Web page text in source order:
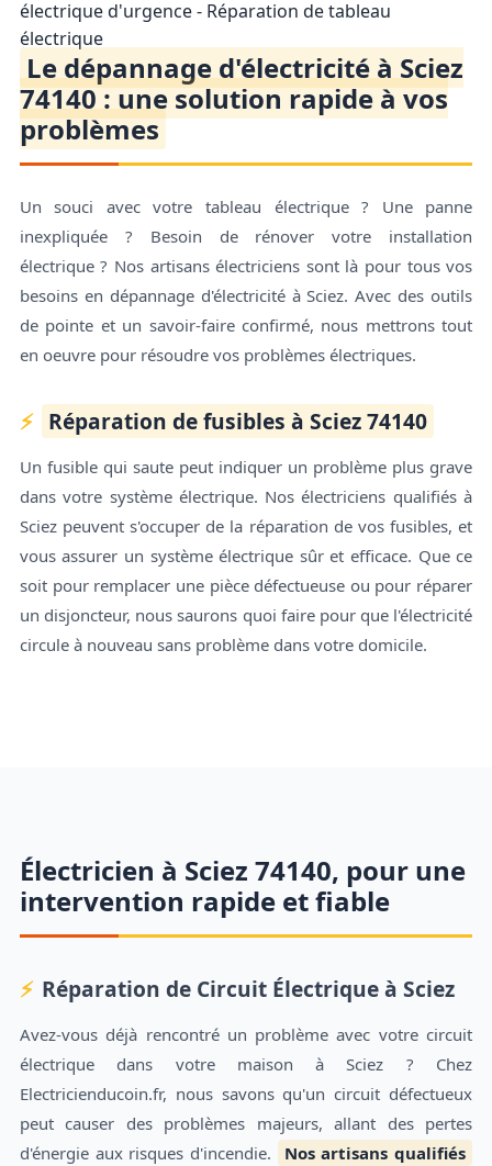
électrique d'urgence - Réparation de tableau
électrique
Le dépannage d'électricité à Sciez
74140 : une solution rapide à vos
problèmes
Un souci avec votre tableau électrique ? Une panne
inexpliquée ? Besoin de rénover votre installation
électrique ? Nos artisans électriciens sont là pour tous vos
besoins en dépannage d'électricité à Sciez. Avec des outils
de pointe et un savoir-faire confirmé, nous mettrons tout
en oeuvre pour résoudre vos problèmes électriques.
Réparation de fusibles à Sciez 74140
Un fusible qui saute peut indiquer un problème plus grave
dans votre système électrique. Nos électriciens qualifiés à
Sciez peuvent s'occuper de la réparation de vos fusibles, et
vous assurer un système électrique sûr et efficace. Que ce
soit pour remplacer une pièce défectueuse ou pour réparer
un disjoncteur, nous saurons quoi faire pour que l'électricité
circule à nouveau sans problème dans votre domicile.
Électricien à Sciez 74140, pour une
intervention rapide et fiable
Réparation de Circuit Électrique à Sciez
Avez-vous déjà rencontré un problème avec votre circuit
électrique dans votre maison à Sciez ? Chez
Electricienducoin.fr, nous savons qu'un circuit défectueux
peut causer des problèmes majeurs, allant des pertes
d'énergie aux risques d'incendie.
Nos artisans qualifiés